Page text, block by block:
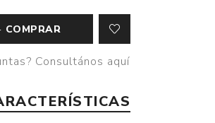
COMPRAR
Consultános aquí